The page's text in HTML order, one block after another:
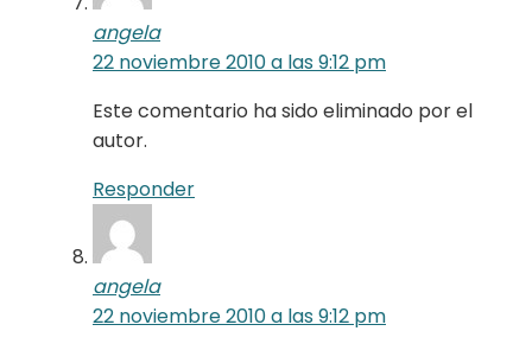
angela
22 noviembre 2010 a las 9:12 pm
Este comentario ha sido eliminado por el
autor.
Responder
angela
22 noviembre 2010 a las 9:12 pm